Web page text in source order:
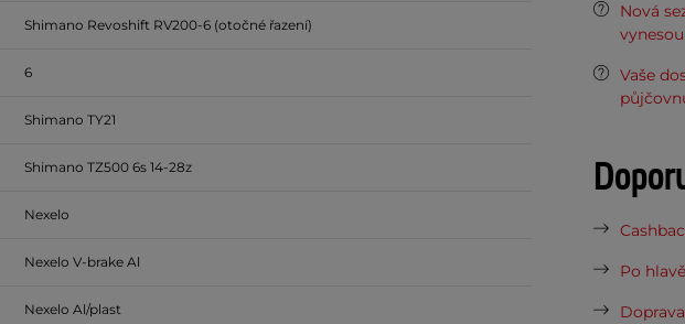
Shimano Revoshift RV200-6 (otočné řazení)
6
Shimano TY21
Shimano TZ500 6s 14-28z
Nexelo
Nexelo V-brake Al
Nexelo Al/plast
Nová
Vaše
Po